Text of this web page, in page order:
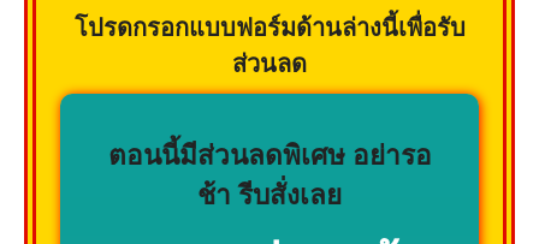
โปรดกรอกแบบฟอร์มด้านล่างนี้เพื่อรับ
ส่วนลด
ตอนนี้มีส่วนลดพิเศษ อย่ารอ
ช้า รีบสั่งเลย